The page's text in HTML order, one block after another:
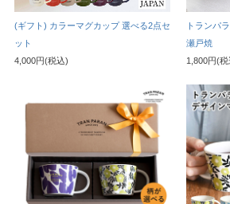
(ギフト) カラーマグカップ 選べる2点セ
ット
4,000円(税込)
トランパ
瀬戸焼
1,800円(税